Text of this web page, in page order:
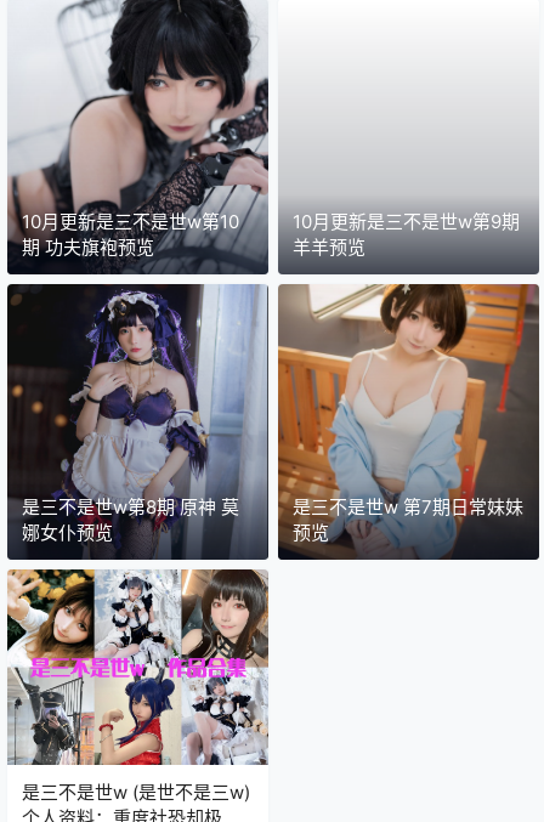
10月更新是三不是世w第10
期 功夫旗袍预览
10月更新是三不是世w第9期
羊羊预览
是三不是世w第8期 原神 莫
娜女仆预览
是三不是世w 第7期日常妹妹
预览
是三不是世w (是世不是三w)